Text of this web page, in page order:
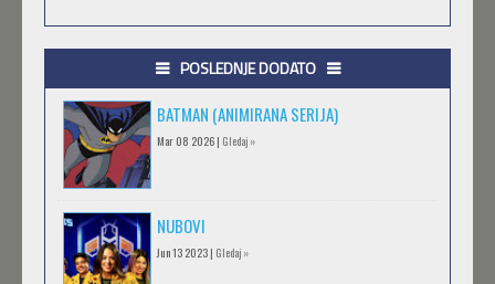
POSLEDNJE DODATO
BATMAN (ANIMIRANA SERIJA)
Mar 08 2026 | Gledaj »
NUBOVI
Jun 13 2023 | Gledaj »